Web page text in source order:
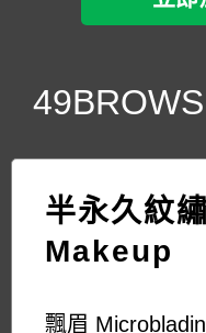
半永久紋
Makeup
飄眉